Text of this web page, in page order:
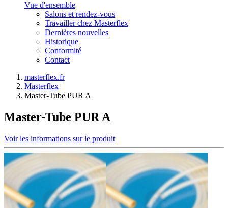
Vue d'ensemble
Salons et rendez-vous
Travailler chez Masterflex
Dernières nouvelles
Historique
Conformité
Contact
masterflex.fr
Masterflex
Master-Tube PUR A
Master-Tube PUR A
Voir les informations sur le produit